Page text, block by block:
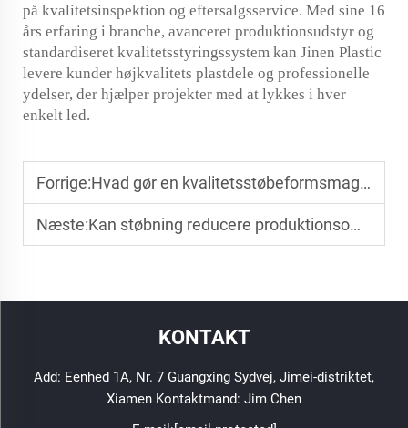
på kvalitetsinspektion og eftersalgsservice. Med sine 16
års erfaring i branche, avanceret produktionsudstyr og
standardiseret kvalitetsstyringssystem kan Jinen Plastic
levere kunder højkvalitets plastdele og professionelle
ydelser, der hjælper projekter med at lykkes i hver
enkelt led.
Forrige:Hvad gør en kvalitetsstøbeformsmager udstående?
Næste:Kan støbning reducere produktionsomkostninger?
KONTAKT
Add: Eenhed 1A, Nr. 7 Guangxing Sydvej, Jimei-distriktet,
Xiamen Kontaktmand: Jim Chen